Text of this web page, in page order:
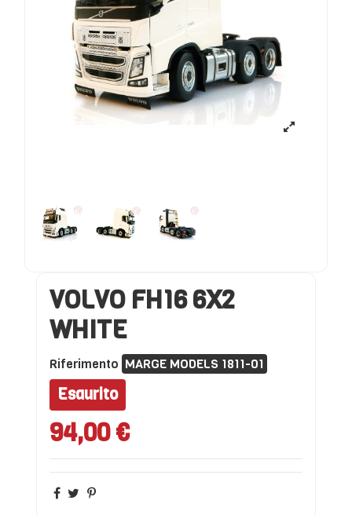
VOLVO FH16 6X2
WHITE
Riferimento MARGE MODELS 1811-01
Esaurito
94,00 €